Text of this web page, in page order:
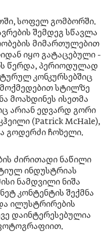
სოფელ გომბორში.
შემდეგ სწავლა
მიმართულებით
იყო გატაცებული -
წერდა, პერიოდულად
კონკურსებშიც
სტილზე
მოახდინეს ისეთმა
არიან ედვარდ გორი
(Patrick McHale),
გოდერძი ჩოხელი.
ძირითადი ნაწილი
ინდუსტრიას
ნამდვილი ნიშა
კონტენტის შექმნა
ილუსტრირების
დაინტერესებულია